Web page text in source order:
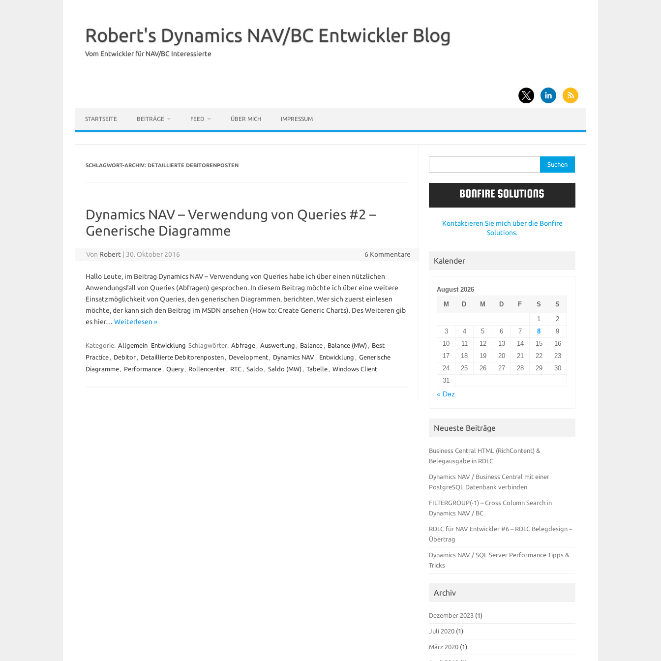
springen
Robert's Dynamics NAV/BC Entwickler Blog
Vom Entwickler für NAV/BC Interessierte
STARTSEITE BEITRÄGE FEED ÜBER MICH IMPRESSUM
SCHLAGWORT-ARCHIV: DETAILLIERTE DEBITORENPOSTEN
Dynamics NAV – Verwendung von Queries #2 –
Generische Diagramme
Von Robert 30. Oktober 2016 6 Kommentare
Hallo Leute, im Beitrag Dynamics NAV – Verwendung von Queries habe ich über einen nützlichen
Anwendungsfall von Queries (Abfragen) gesprochen. In diesem Beitrag möchte ich über eine weitere
Einsatzmöglichkeit von Queries, den generischen Diagrammen, berichten. Wer sich zuerst einlesen
möchte, der kann sich den Beitrag im MSDN ansehen (How to: Create Generic Charts). Des Weiteren gib
es hier… Weiterlesen »
Kategorie: Allgemein Entwicklung Schlagwörter: Abfrage , Auswertung , Balance , Balance (MW) , Best
Practice , Debitor , Detaillierte Debitorenposten , Development , Dynamics NAV , Entwicklung , Generische
Diagramme , Performance , Query , Rollencenter , RTC , Saldo , Saldo (MW) , Tabelle , Windows Client
nach:
Kontaktieren Sie mich über die Bonfire
Solutions.
Kalender
August 2026
M
D M D F S
S
1
2
3
4 5 6 7 8
9
10
11 12 13 14 15
16
17
18 19 20 21 22
23
24
25 26 27 28 29
30
31
« Dez.
Neueste Beiträge
Business Central HTML (RichContent) &
Belegausgabe in RDLC
Dynamics NAV / Business Central mit einer
PostgreSQL Datenbank verbinden
FILTERGROUP(-1) – Cross Column Search in
Dynamics NAV / BC
RDLC für NAV Entwickler #6 – RDLC Belegdesign –
Übertrag
Dynamics NAV / SQL Server Performance Tipps &
Tricks
Archiv
Dezember 2023 (1)
Juli 2020 (1)
März 2020 (1)